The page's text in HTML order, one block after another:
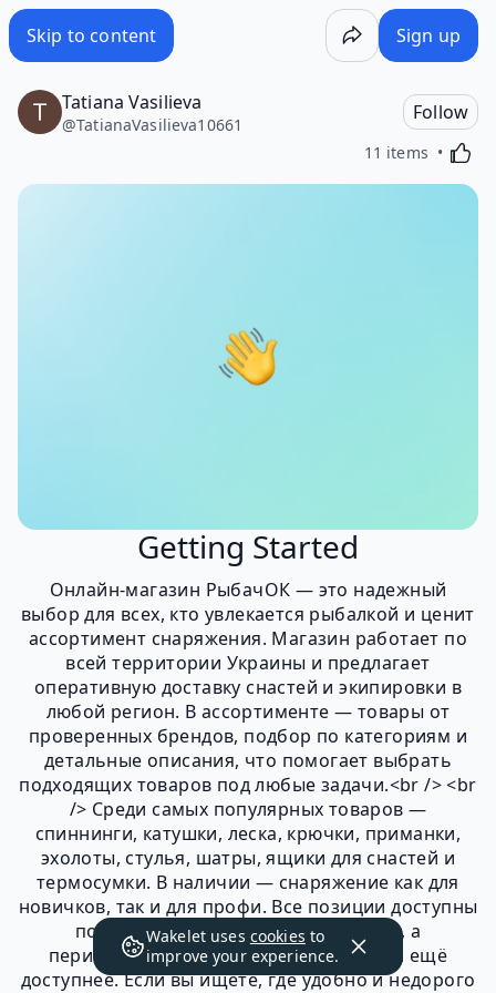
Skip to content Sign up
Tatiana Vasilieva
@TatianaVasilieva10661
Follow
11 items
Getting Started
Онлайн-магазин РыбачОК — это надежный
выбор для всех, кто увлекается рыбалкой и ценит
ассортимент снаряжения. Магазин работает по
всей территории Украины и предлагает
оперативную доставку снастей и экипировки в
любой регион. В ассортименте — товары от
проверенных брендов, подбор по категориям и
детальные описания, что помогает выбрать
подходящих товаров под любые задачи.<br /> <br
/> Среди самых популярных товаров —
спиннинги, катушки, леска, крючки, приманки,
эхолоты, стулья, шатры, ящики для снастей и
термосумки. В наличии — снаряжение как для
новичков, так и для профи. Все позиции доступны
по действительно выгодным ценам, а
периодические скидки делают покупки ещё
доступнее. Если вы ищете, где удобно и недорого
Wakelet uses cookies to
improve your experience.